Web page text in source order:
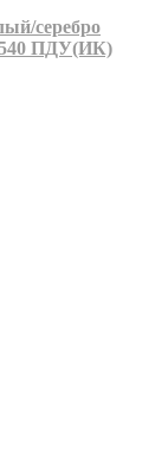
серебро
ПДУ(ИК)